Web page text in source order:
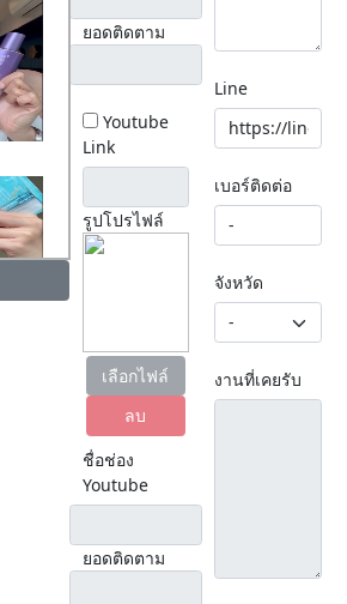
ยอดติดตาม
Youtube
Link
รูปโปรไฟล์
เลือกไฟล์
ลบ
ชื่อช่อง
Youtube
ยอดติดตาม
Line
เบอร์ติดต่อ
จังหวัด
งานที่เคยรับ